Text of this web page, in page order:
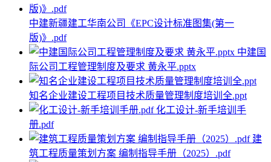
中建新疆建工华南公司《EPC设计标准图集(第一
版)》.pdf
中建国
际公司工程管理制度及要求 黄永平.pptx
知名企业建设工程项目技术质量管理制度培训全.ppt
化工设计-新手培训手
册.pdf
建
筑工程质量策划方案 编制指导手册（2025）.pdf